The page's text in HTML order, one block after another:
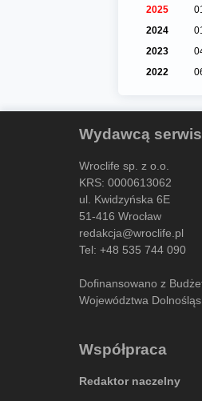
2025
01
2024
01
2023
2022
Wydawcą
Wroclife sp. z o.o.
KRS: 0000613062
ul. Kwidzyńska 6E
51-416 Wrocław
redakcja@wroclife.pl
Tel: +48 535 744 090
Dofinansowano z
Województwa
Współpraca
Redaktor naczelny